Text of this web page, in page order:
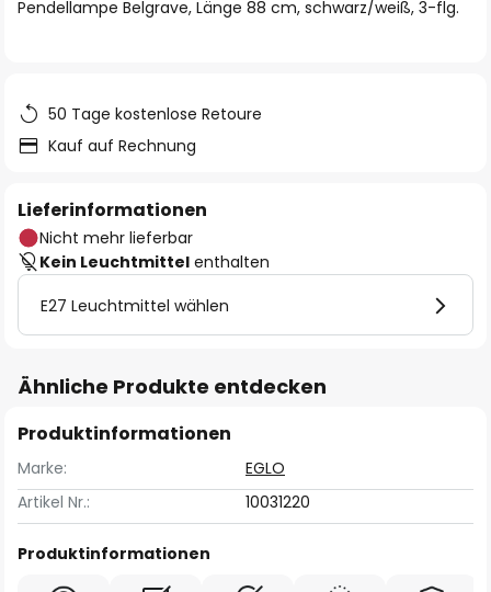
Pendellampe Belgrave, Länge 88 cm, schwarz/weiß, 3-flg.
50 Tage kostenlose Retoure
Kauf auf Rechnung
Lieferinformationen
Nicht mehr lieferbar
Kein Leuchtmittel enthalten
E27 Leuchtmittel wählen
Ähnliche Produkte entdecken
Produktinformationen
Marke:
EGLO
Artikel Nr.:
10031220
Produktinformationen